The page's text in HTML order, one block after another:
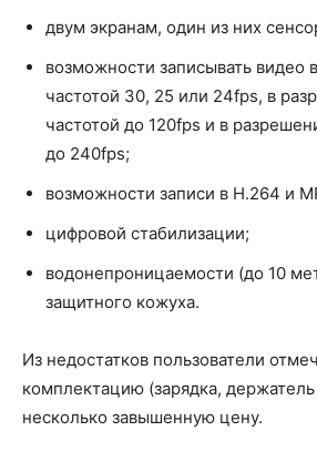
двум экранам, один из них
возможности записывать видео
частотой 30, 25 или 24fps, в
частотой до 120fps и в
до 240fps;
возможности записи в H.264 и
цифровой стабилизации;
водонепроницаемости (до 10
защитного кожуха.
Из недостатков пользователи
комплектацию (зарядка,
несколько завышенную цену.